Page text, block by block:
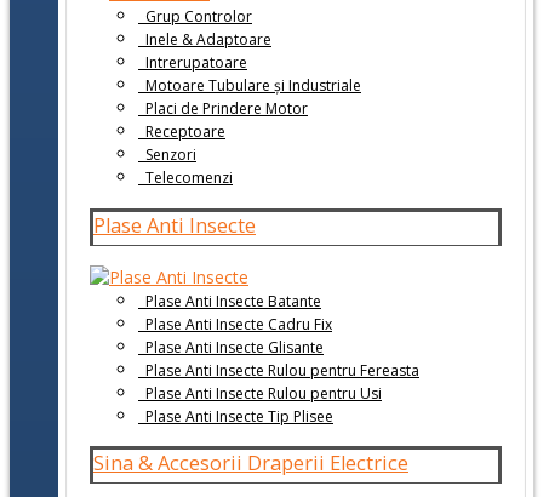
Grup Controlor
Inele & Adaptoare
Intrerupatoare
Motoare Tubulare și Industriale
Placi de Prindere Motor
Receptoare
Senzori
Telecomenzi
Plase Anti Insecte
Plase Anti Insecte Batante
Plase Anti Insecte Cadru Fix
Plase Anti Insecte Glisante
Plase Anti Insecte Rulou pentru Fereasta
Plase Anti Insecte Rulou pentru Usi
Plase Anti Insecte Tip Plisee
Sina & Accesorii Draperii Electrice